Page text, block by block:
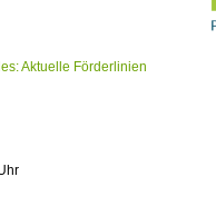
Aktuelle Förderlinien